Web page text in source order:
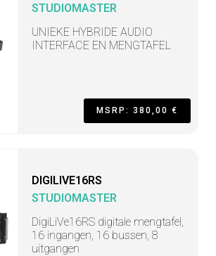
STUDIOMASTER
UNIEKE HYBRIDE AUDIO
INTERFACE EN MENGTAFEL
MSRP: 380,00 €
DIGILIVE16RS
STUDIOMASTER
DigiLiVe16RS digitale mengtafel,
16 ingangen, 16 bussen, 8
uitgangen